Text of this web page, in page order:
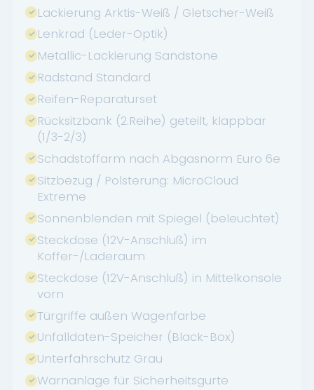
Lackierung Arktis-Weiß / Gletscher-Weiß
Lenkrad (Leder-Optik)
Metallic-Lackierung Sandstone
Radstand Standard
Reifen-Reparaturset
Rücksitzbank (2.Reihe) geteilt, klappbar
(1/3-2/3)
Schadstoffarm nach Abgasnorm Euro 6e
Sitzbezug / Polsterung: MicroCloud
Extreme
Sonnenblenden mit Spiegel (beleuchtet)
Steckdose (12V-Anschluß) im
Koffer-/Laderaum
Steckdose (12V-Anschluß) in Mittelkonsole
vorn
Türgriffe außen Wagenfarbe
Unfalldaten-Speicher (Black-Box)
Unterfahrschutz Grau
Warnanlage für Sicherheitsgurte